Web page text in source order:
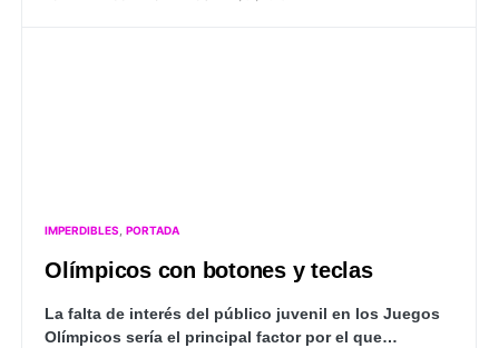
IMPERDIBLES PORTADA
Olímpicos con botones y teclas
La falta de interés del público juvenil en los Juegos
Olímpicos sería el principal factor por el que…